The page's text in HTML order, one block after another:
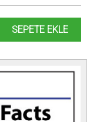
SEPETE EKLE